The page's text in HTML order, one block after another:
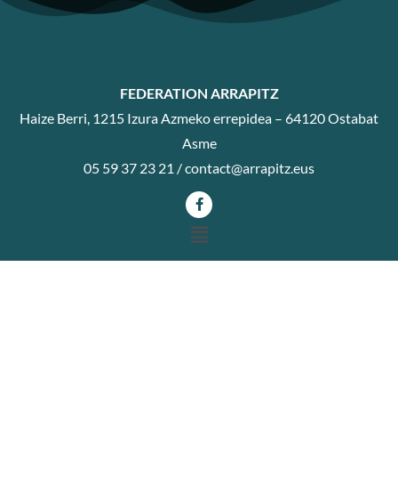
FEDERATION ARRAPITZ
Haize Berri, 1215 Izura Azmeko errepidea – 64120 Ostabat
Asme
05 59 37 23 21 /contact@arrapitz.eus